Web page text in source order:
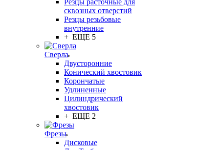
Резцы расточные для
сквозных отверстий
Резцы резьбовые
внутренние
+ ЕЩЕ 5
Сверла
Двусторонние
Конический хвостовик
Корончатые
Удлиненные
Цилиндрический
хвостовик
+ ЕЩЕ 2
Фрезы
Дисковые